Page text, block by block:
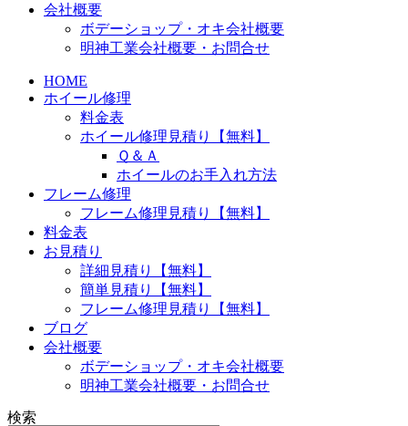
会社概要
ボデーショップ・オキ会社概要
明神工業会社概要・お問合せ
HOME
ホイール修理
料金表
ホイール修理見積り【無料】
Ｑ＆Ａ
ホイールのお手入れ方法
フレーム修理
フレーム修理見積り【無料】
料金表
お見積り
詳細見積り【無料】
簡単見積り【無料】
フレーム修理見積り【無料】
ブログ
会社概要
ボデーショップ・オキ会社概要
明神工業会社概要・お問合せ
検索